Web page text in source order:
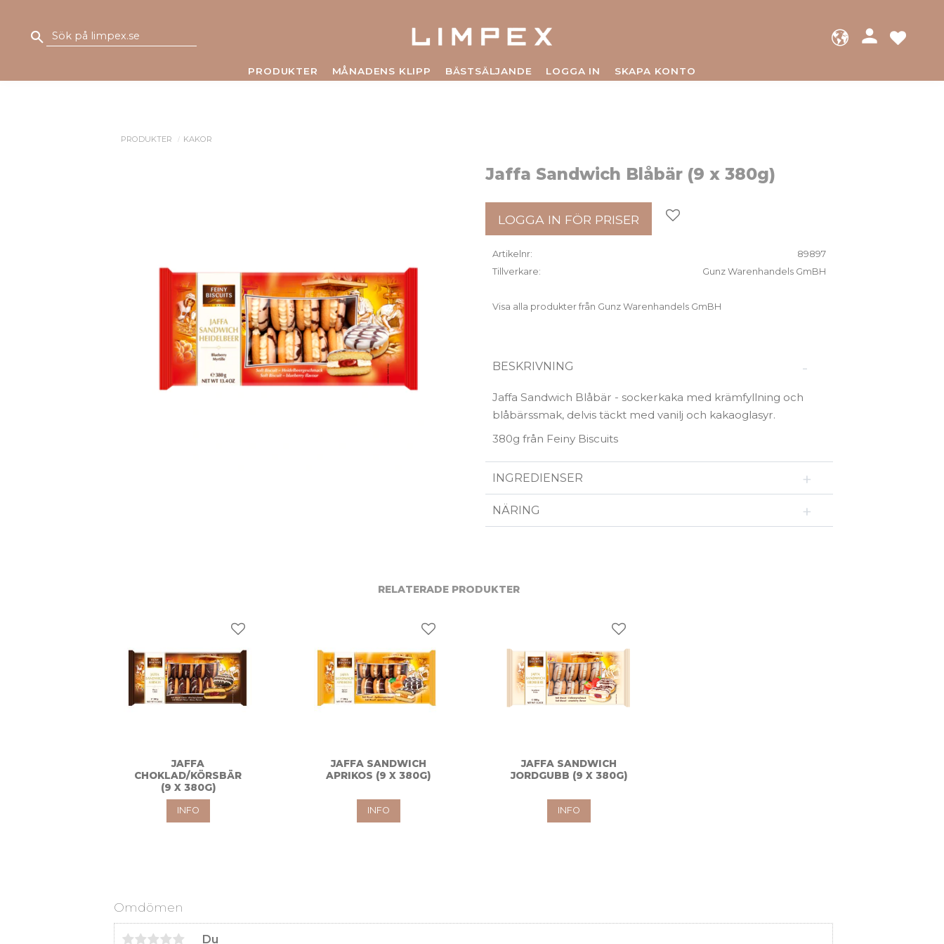
person
PRODUKTER MÅNADENS KLIPP BÄSTSÄLJANDE LOGGA IN SKAPA KONTO
PRODUKTER KAKOR
Jaffa Sandwich Blåbär (9 x 380g)
LOGGA IN FÖR PRISER
Artikelnr
89897
Tillverkare
Gunz Warenhandels GmBH
Visa alla produkter från Gunz Warenhandels GmBH
BESKRIVNING
Jaffa Sandwich Blåbär - sockerkaka med krämfyllning och
blåbärssmak, delvis täckt med vanilj och kakaoglasyr.
380g från Feiny Biscuits
INGREDIENSER
NÄRING
Omdömen
Du
RELATERADE PRODUKTER
JAFFA
CHOKLAD/KÖRSBÄR
(9 X 380G)
Lägg till i favoriter
INFO
JAFFA SANDWICH
APRIKOS (9 X 380G)
Lägg till i favoriter
INFO
JAFFA SANDWICH
JORDGUBB (9 X 380G)
Lägg till i favoriter
INFO